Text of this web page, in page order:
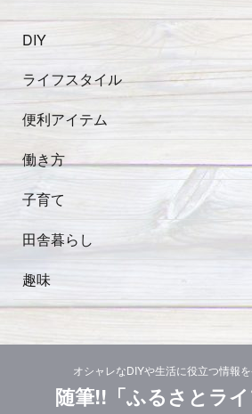
DIY
ライフスタイル
便利アイテム
働き方
子育て
田舎暮らし
趣味
オシャレなDIYや生活に役立つ情報
随筆!!「ふるさとラ